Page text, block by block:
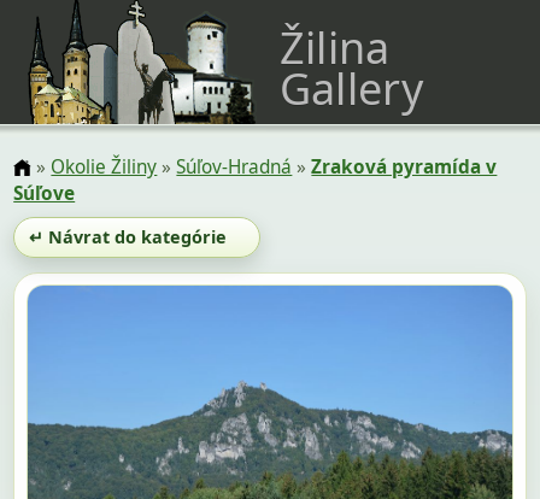
Žilina
Gallery
» Okolie Žiliny»Súľov-Hradná »Zraková pyramída v
Súľove
↵ Návrat do kategórie